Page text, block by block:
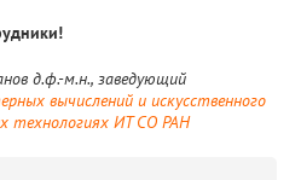
д.ф.-м.н., заведующий
вычислений и искусственного
технологиях ИТ СО РАН